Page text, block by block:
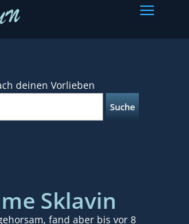
deinen Vorlieben
Sklavin
fand aber bis vor 8